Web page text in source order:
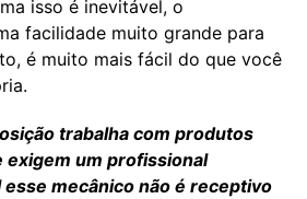
isso é inevitável, o
facilidade muito grande para
é muito mais fácil do que você
trabalha com produtos
exigem um profissional
esse mecânico não é receptivo